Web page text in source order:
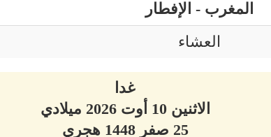
المغرب - الإفطار
العشاء
غدا
الاثنين 10 أوت 2026 ميلادي
25 صفر 1448 هجري